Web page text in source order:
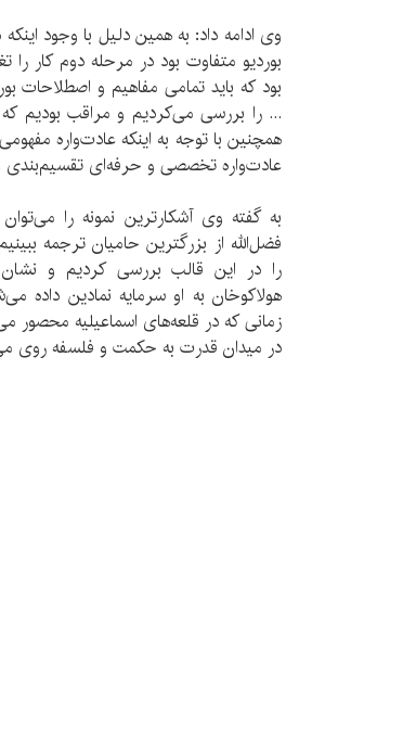
وی ادامه داد: به همین دلیل با وجود
بوردیو متفاوت بود در مرحله دوم کار
بود که باید تمامی مفاهیم و اصطلاحات
... را بررسی می‌کردیم و مراقب بودیم
همچنین با توجه به اینکه عادت‌واره
عادت‌واره تخصصی و حرفه‌ای
به گفته وی آشکارترین نمونه را
فضل‌الله از بزرگترین حامیان ترجمه
را در این قالب بررسی کردیم و
هولاکوخان به او سرمایه نمادین
زمانی که در قلعه‌های اسماعیلیه محصور
در میدان قدرت به حکمت و فلسفه روی